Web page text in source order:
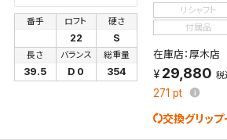
番手 ロフト
22
硬さ
S
長さ
39.5
バランス
D 0
総重量
354
リシャフト
付属品
在庫店：厚木店
29,880 税
271 pt
交換グリッ